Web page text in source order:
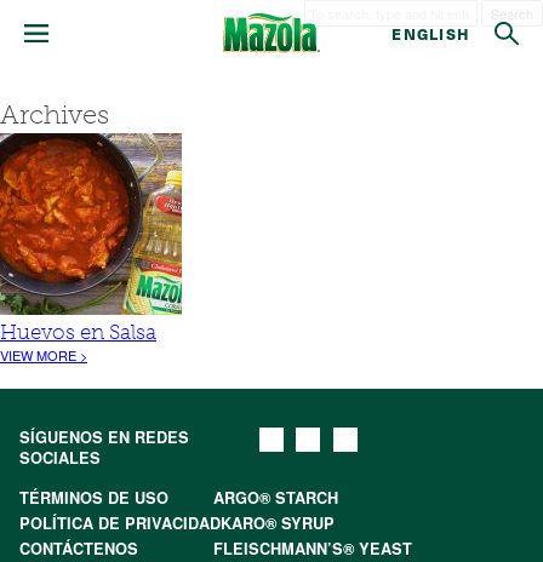
ENGLISH
Archives
Huevos en Salsa
VIEW MORE >
SÍGUENOS EN REDES
SOCIALES
TÉRMINOS DE USO
ARGO® STARCH
POLÍTICA DE PRIVACIDADKARO® SYRUP
CONTÁCTENOS
FLEISCHMANN’S® YEAST